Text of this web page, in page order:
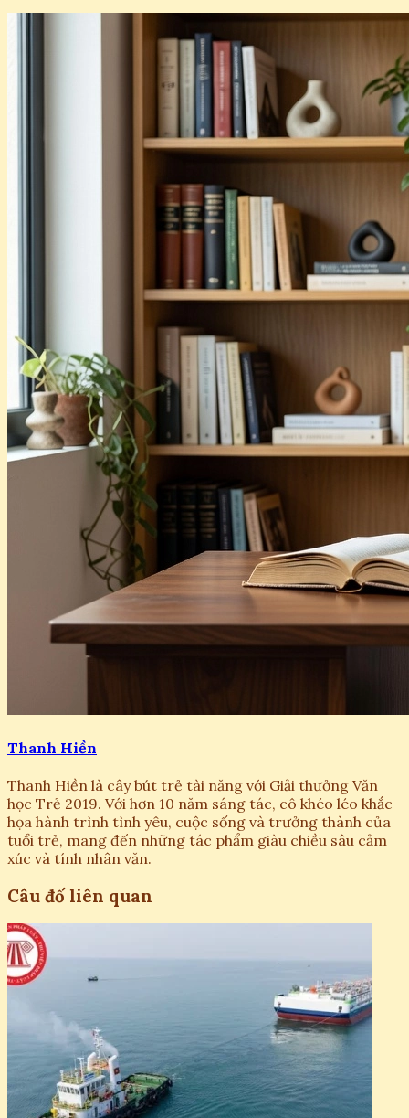
Thanh Hiền
Thanh Hiền là cây bút trẻ tài năng với Giải thưởng Văn
học Trẻ 2019. Với hơn 10 năm sáng tác, cô khéo léo khắc
họa hành trình tình yêu, cuộc sống và trưởng thành của
tuổi trẻ, mang đến những tác phẩm giàu chiều sâu cảm
xúc và tính nhân văn.
Câu đố liên quan